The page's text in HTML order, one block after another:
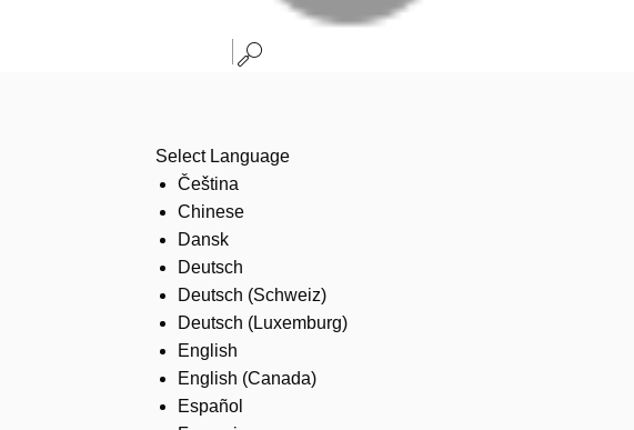
Select Language
Čeština
Chinese
Dansk
Deutsch
Deutsch (Schweiz)
Deutsch (Luxemburg)
English
English (Canada)
Español